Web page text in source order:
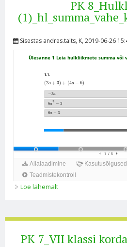
PK
Sisestas andres.talts, K, 2019-06-26
Loe lähemalt
PK 7_VII klassi